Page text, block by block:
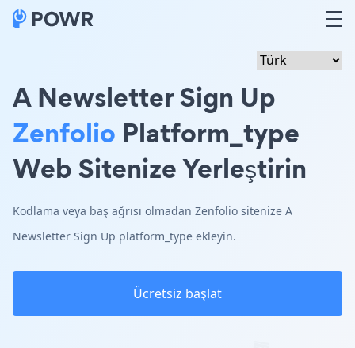
A Newsletter Sign Up
Zenfolio Platform_type
Web Sitenize Yerleştirin
Kodlama veya baş ağrısı olmadan Zenfolio sitenize A
Newsletter Sign Up platform_type ekleyin.
Ücretsiz başlat